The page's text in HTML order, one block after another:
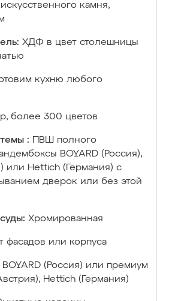
камня,
ХДФ в цвет столешницы
кухню любого
более 300 цветов
:
ПВШ полного
BOYARD (Россия),
или Hettich (Германия) с
дверок или без этой
Хромированная
фасадов или корпуса
BOYARD (Россия) или премиум
Hettich (Германия)